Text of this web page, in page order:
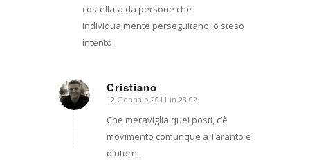
costellata da persone che
individualmente perseguitano lo steso
intento.
Cristiano
dice:
12 Gennaio 2011 in 23:02
Che meraviglia quei posti, c’è
movimento comunque a Taranto e
dintorni.